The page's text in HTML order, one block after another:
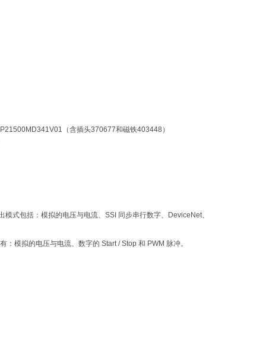
（含插头370677和磁铁403448）
式包括：模拟的电压与电流、SSI 同步串行数字、DeviceNet、
：模拟的电压与电流、数字的 Start / Stop 和 PWM 脉冲。